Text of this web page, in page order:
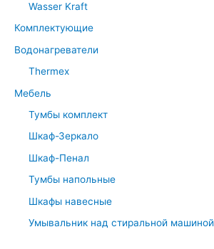
Wasser Kraft
Комплектующие
Водонагреватели
Thermex
Мебель
Тумбы комплект
Шкаф-Зеркало
Шкаф-Пенал
Тумбы напольные
Шкафы навесные
Умывальник над стиральной машиной